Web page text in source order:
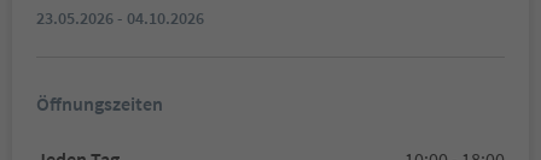
23.05.2026 - 04.10.2026
Öffnungszeiten